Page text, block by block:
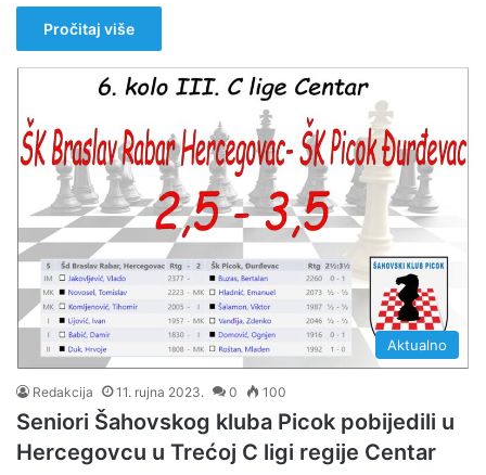
Pročitaj više
Aktualno
Redakcija 11. rujna 2023. 0 100
Seniori Šahovskog kluba Picok pobijedili u
Hercegovcu u Trećoj C ligi regije Centar